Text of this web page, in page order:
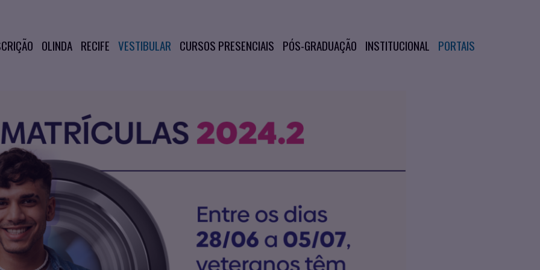
OLINDA RECIFE VESTIBULAR CURSOS PRESENCIAIS PÓS-GRADUAÇÃO INSTITUCIONAL PORTAIS